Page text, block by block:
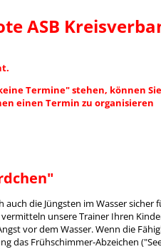
ASB
Termine" stehen, können
einen Termin zu organisieren
die Jüngsten im Wasser
unsere Trainer Ihren
vor dem Wasser. Wenn die
das Frühschimmer-Abzeichen